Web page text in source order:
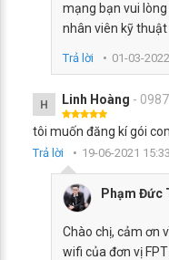
mạng bạn vui
nhân viên kỹ
Trả lời 01-03-
H Linh Hoàng -
tôi muốn đăng kí gói
Trả lời 19-06-2021
Phạm Đức
Chào chị, cảm ơn
wifi của đơn vị